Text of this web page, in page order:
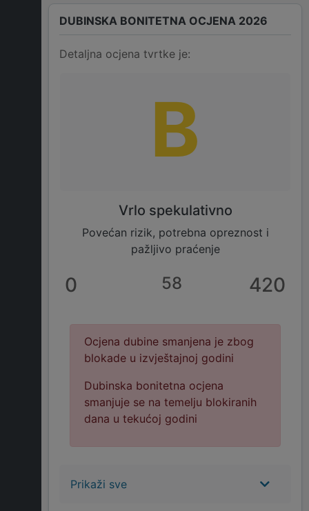
DUBINSKA BONITETNA OCJENA 2026
Detaljna ocjena tvrtke je:
B
Vrlo spekulativno
Povećan rizik, potrebna opreznost i
pažljivo praćenje
0 58 420
Ocjena dubine smanjena je zbog
blokade u izvještajnoj godini
Dubinska bonitetna ocjena
smanjuje se na temelju blokiranih
dana u tekućoj godini
Prikaži sve